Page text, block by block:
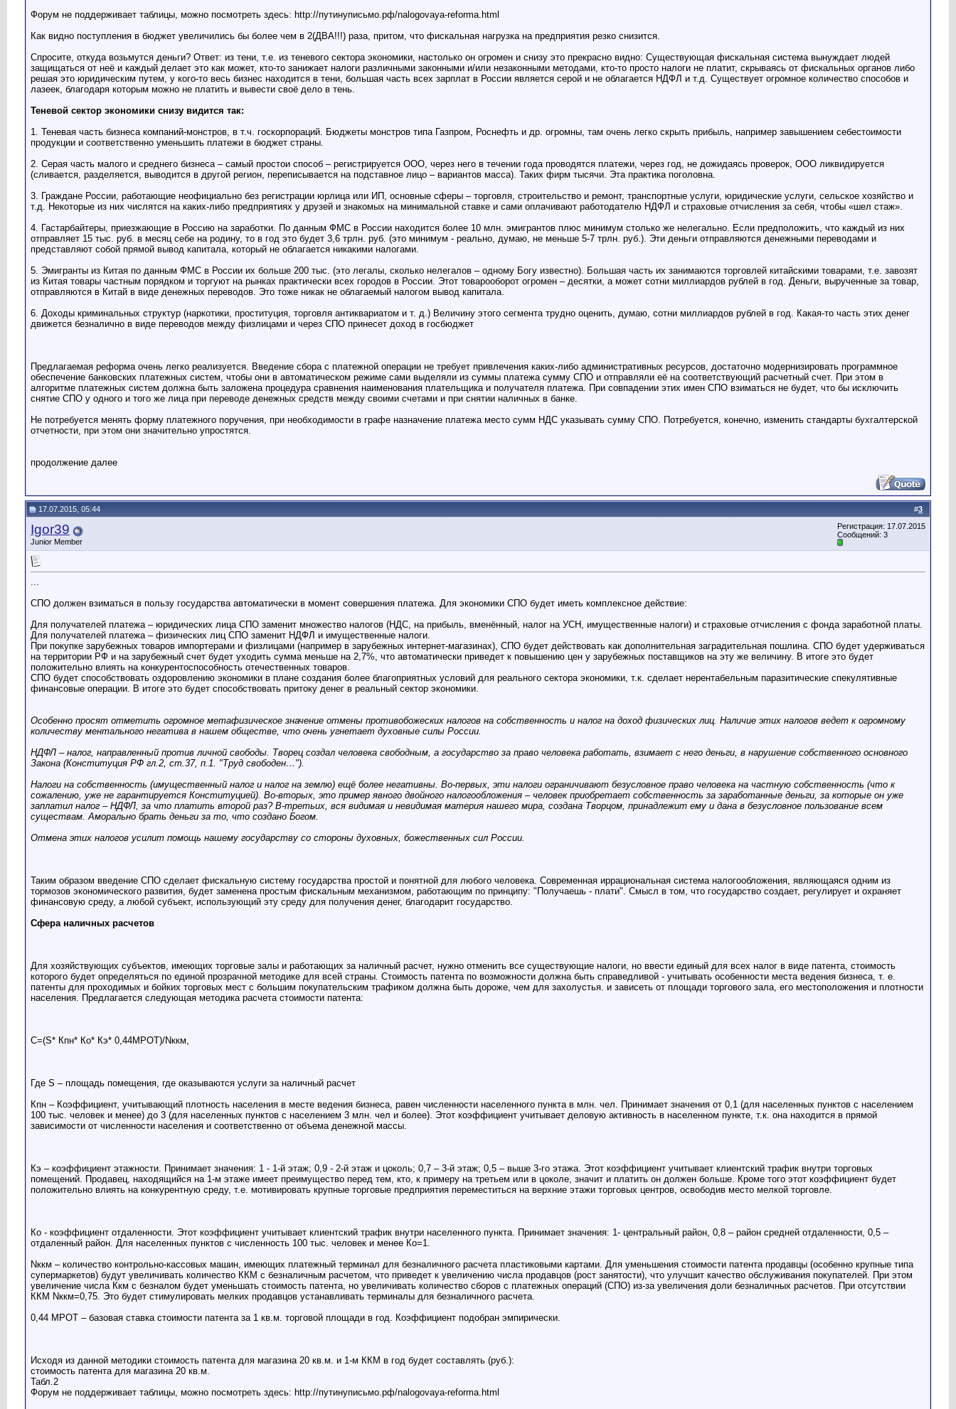
Форум не поддерживает таблицы, можно посмотреть здесь: http://путинуписьмо.рф/nalogovaya-reforma.html
Как видно поступления в бюджет увеличились бы более чем в 2(ДВА!!!) раза, притом, что фискальная нагрузка на предприятия резко снизится.
Спросите, откуда возьмутся деньги? Ответ: из тени, т.е. из теневого сектора экономики, настолько он огромен и снизу это прекрасно видно: Существующая фискальная система вынуждает людей
защищаться от неё и каждый делает это как может, кто-то занижает налоги различными законными и/или незаконными методами, кто-то просто налоги не платит, скрываясь от фискальных органов либо
решая это юридическим путем, у кого-то весь бизнес находится в тени, большая часть всех зарплат в России является серой и не облагается НДФЛ и т.д. Существует огромное количество способов и
лазеек, благодаря которым можно не платить и вывести своё дело в тень.
Теневой сектор экономики снизу видится так:
1. Теневая часть бизнеса компаний-монстров, в т.ч. госкорпораций. Бюджеты монстров типа Газпром, Роснефть и др. огромны, там очень легко скрыть прибыль, например завышением себестоимости
продукции и соответственно уменьшить платежи в бюджет страны.
2. Серая часть малого и среднего бизнеса – самый простои способ – регистрируется ООО, через него в течении года проводятся платежи, через год, не дожидаясь проверок, ООО ликвидируется
(сливается, разделяется, выводится в другой регион, переписывается на подставное лицо – вариантов масса). Таких фирм тысячи. Эта практика поголовна.
3. Граждане России, работающие неофициально без регистрации юрлица или ИП, основные сферы – торговля, строительство и ремонт, транспортные услуги, юридические услуги, сельское хозяйство и
т.д. Некоторые из них числятся на каких-либо предприятиях у друзей и знакомых на минимальной ставке и сами оплачивают работодателю НДФЛ и страховые отчисления за себя, чтобы «шел стаж».
4. Гастарбайтеры, приезжающие в Россию на заработки. По данным ФМС в России находится более 10 млн. эмигрантов плюс минимум столько же нелегально. Если предположить, что каждый из них
отправляет 15 тыс. руб. в месяц себе на родину, то в год это будет 3,6 трлн. руб. (это минимум - реально, думаю, не меньше 5-7 трлн. руб.). Эти деньги отправляются денежными переводами и
представляют собой прямой вывод капитала, который не облагается никакими налогами.
5. Эмигранты из Китая по данным ФМС в России их больше 200 тыс. (это легалы, сколько нелегалов – одному Богу известно). Большая часть их занимаются торговлей китайскими товарами, т.е. завозят
из Китая товары частным порядком и торгуют на рынках практически всех городов в России. Этот товарооборот огромен – десятки, а может сотни миллиардов рублей в год. Деньги, вырученные за товар,
отправляются в Китай в виде денежных переводов. Это тоже никак не облагаемый налогом вывод капитала.
6. Доходы криминальных структур (наркотики, проституция, торговля антиквариатом и т. д.) Величину этого сегмента трудно оценить, думаю, сотни миллиардов рублей в год. Какая-то часть этих денег
движется безналично в виде переводов между физлицами и через СПО принесет доход в госбюджет
Предлагаемая реформа очень легко реализуется. Введение сбора с платежной операции не требует привлечения каких-либо административных ресурсов, достаточно модернизировать программное
обеспечение банковских платежных систем, чтобы они в автоматическом режиме сами выделяли из суммы платежа сумму СПО и отправляли её на соответствующий расчетный счет. При этом в
алгоритме платежных систем должна быть заложена процедура сравнения наименования плательщика и получателя платежа. При совпадении этих имен СПО взиматься не будет, что бы исключить
снятие СПО у одного и того же лица при переводе денежных средств между своими счетами и при снятии наличных в банке.
Не потребуется менять форму платежного поручения, при необходимости в графе назначение платежа место сумм НДС указывать сумму СПО. Потребуется, конечно, изменить стандарты бухгалтерской
отчетности, при этом они значительно упростятся.
продолжение далее
#3
17.07.2015, 05:44
Igor39
Junior Member
Регистрация: 17.07.2015
Сообщений: 3
...
СПО должен взиматься в пользу государства автоматически в момент совершения платежа. Для экономики СПО будет иметь комплексное действие:
Для получателей платежа – юридических лица СПО заменит множество налогов (НДС, на прибыль, вменённый, налог на УСН, имущественные налоги) и страховые отчисления с фонда заработной платы.
Для получателей платежа – физических лиц СПО заменит НДФЛ и имущественные налоги.
При покупке зарубежных товаров импортерами и физлицами (например в зарубежных интернет-магазинах), СПО будет действовать как дополнительная заградительная пошлина. СПО будет удерживаться
на территории РФ и на зарубежный счет будет уходить сумма меньше на 2,7%, что автоматически приведет к повышению цен у зарубежных поставщиков на эту же величину. В итоге это будет
положительно влиять на конкурентоспособность отечественных товаров.
СПО будет способствовать оздоровлению экономики в плане создания более благоприятных условий для реального сектора экономики, т.к. сделает нерентабельным паразитические спекулятивные
финансовые операции. В итоге это будет способствовать притоку денег в реальный сектор экономики.
Особенно просят отметить огромное метафизическое значение отмены противобожеских налогов на собственность и налог на доход физических лиц. Наличие этих налогов ведет к огромному
количеству ментального негатива в нашем обществе, что очень угнетает духовные силы России.
НДФЛ – налог, направленный против личной свободы. Творец создал человека свободным, а государство за право человека работать, взимает с него деньги, в нарушение собственного основного
Закона (Конституция РФ гл.2, ст.37, п.1. "Труд свободен…").
Налоги на собственность (имущественный налог и налог на землю) ещё более негативны. Во-первых, эти налоги ограничивают безусловное право человека на частную собственность (что к
сожалению, уже не гарантируется Конституцией). Во-вторых, это пример явного двойного налогообложения – человек приобретает собственность за заработанные деньги, за которые он уже
заплатил налог – НДФЛ, за что платить второй раз? В-третьих, вся видимая и невидимая материя нашего мира, создана Творцом, принадлежит ему и дана в безусловное пользование всем
существам. Аморально брать деньги за то, что создано Богом.
Отмена этих налогов усилит помощь нашему государству со стороны духовных, божественных сил России.
Таким образом введение СПО сделает фискальную систему государства простой и понятной для любого человека. Современная иррациональная система налогообложения, являющаяся одним из
тормозов экономического развития, будет заменена простым фискальным механизмом, работающим по принципу: "Получаешь - плати". Смысл в том, что государство создает, регулирует и охраняет
финансовую среду, а любой субъект, использующий эту среду для получения денег, благодарит государство.
Сфера наличных расчетов
Для хозяйствующих субъектов, имеющих торговые залы и работающих за наличный расчет, нужно отменить все существующие налоги, но ввести единый для всех налог в виде патента, стоимость
которого будет определяться по единой прозрачной методике для всей страны. Стоимость патента по возможности должна быть справедливой - учитывать особенности места ведения бизнеса, т. е.
патенты для проходимых и бойких торговых мест с большим покупательским трафиком должна быть дороже, чем для захолустья. и зависеть от площади торгового зала, его местоположения и плотности
населения. Предлагается следующая методика расчета стоимости патента:
С=(S* Кпн* Ко* Кэ* 0,44МРОТ)/Nккм,
Где S – площадь помещения, где оказываются услуги за наличный расчет
Кпн – Коэффициент, учитывающий плотность населения в месте ведения бизнеса, равен численности населенного пункта в млн. чел. Принимает значения от 0,1 (для населенных пунктов с населением
100 тыс. человек и менее) до 3 (для населенных пунктов с населением 3 млн. чел и более). Этот коэффициент учитывает деловую активность в населенном пункте, т.к. она находится в прямой
зависимости от численности населения и соответственно от объема денежной массы.
Кэ – коэффициент этажности. Принимает значения: 1 - 1-й этаж; 0,9 - 2-й этаж и цоколь; 0,7 – 3-й этаж; 0,5 – выше 3-го этажа. Этот коэффициент учитывает клиентский трафик внутри торговых
помещений. Продавец, находящийся на 1-м этаже имеет преимущество перед тем, кто, к примеру на третьем или в цоколе, значит и платить он должен больше. Кроме того этот коэффициент будет
положительно влиять на конкурентную среду, т.е. мотивировать крупные торговые предприятия переместиться на верхние этажи торговых центров, освободив место мелкой торговле.
Ко - коэффициент отдаленности. Этот коэффициент учитывает клиентский трафик внутри населенного пункта. Принимает значения: 1- центральный район, 0,8 – район средней отдаленности, 0,5 –
отдаленный район. Для населенных пунктов с численность 100 тыс. человек и менее Ко=1.
Nккм – количество контрольно-кассовых машин, имеющих платежный терминал для безналичного расчета пластиковыми картами. Для уменьшения стоимости патента продавцы (особенно крупные типа
супермаркетов) будут увеличивать количество ККМ с безналичным расчетом, что приведет к увеличению числа продавцов (рост занятости), что улучшит качество обслуживания покупателей. При этом
увеличение числа Ккм с безналом будет уменьшать стоимость патента, но увеличивать количество сборов с платежных операций (СПО) из-за увеличения доли безналичных расчетов. При отсутствии
ККМ Nккм=0,75. Это будет стимулировать мелких продавцов устанавливать терминалы для безналичного расчета.
0,44 МРОТ – базовая ставка стоимости патента за 1 кв.м. торговой площади в год. Коэффициент подобран эмпирически.
Исходя из данной методики стоимость патента для магазина 20 кв.м. и 1-м ККМ в год будет составлять (руб.):
стоимость патента для магазина 20 кв.м.
Табл.2
Форум не поддерживает таблицы, можно посмотреть здесь: http://путинуписьмо.рф/nalogovaya-reforma.html